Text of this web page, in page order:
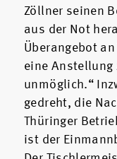
Zöllner seinen
aus der Not
Überangebot
eine Anstellung
unmöglich.“
gedreht, die
Thüringer
ist der